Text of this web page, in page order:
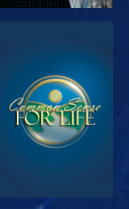
ΠΑΡΑΚΟΛΟΥΘΗΣΤΕ